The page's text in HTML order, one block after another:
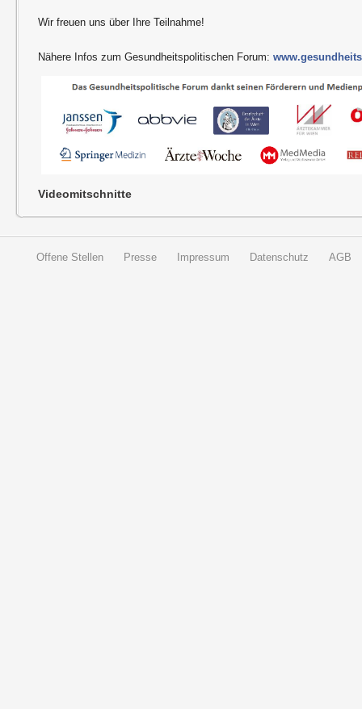
Wir freuen uns über Ihre Teilnahme!
Nähere Infos zum Gesundheitspolitischen Forum:
Videomitschnitte
Offene Stellen Presse Impressum Datenschutz AGB